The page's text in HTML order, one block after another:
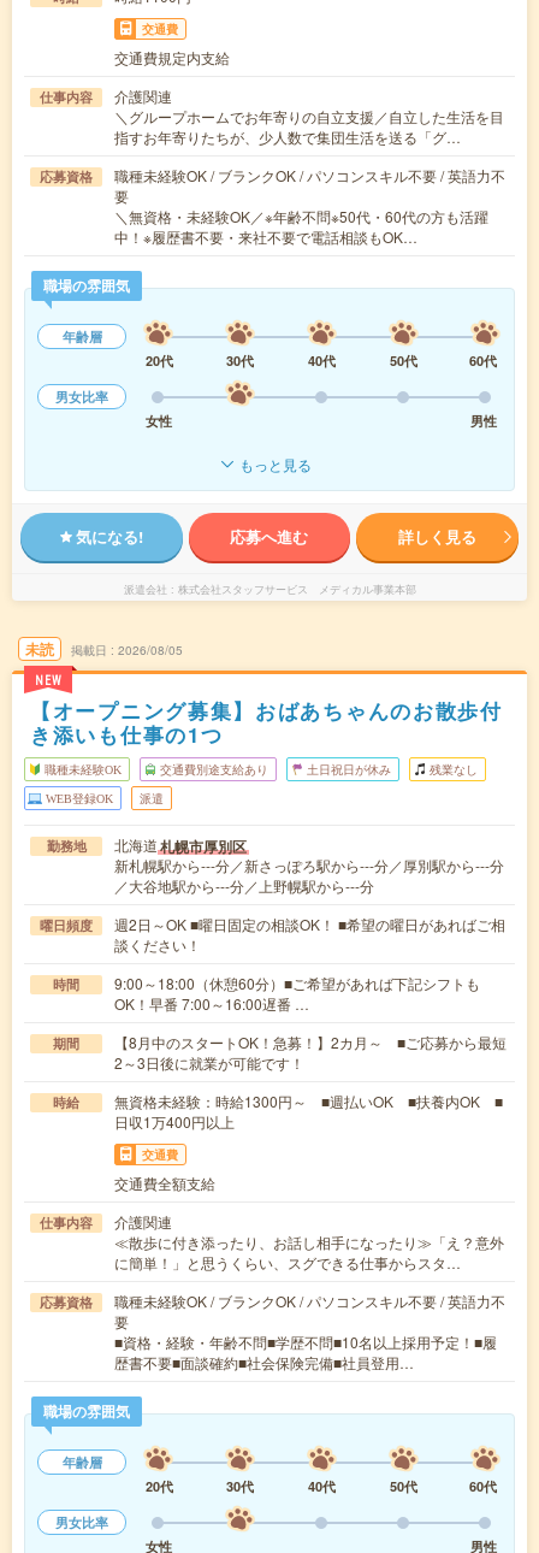
交通費
交通費規定内支給
仕事内容
介護関連
＼グループホームでお年寄りの自立支援／自立した生活を目
指すお年寄りたちが、少人数で集団生活を送る「グ…
応募資格
職種未経験OK / ブランクOK / パソコンスキル不要 / 英語力不
要
＼無資格・未経験OK／※年齢不問※50代・60代の方も活躍
中！※履歴書不要・来社不要で電話相談もOK…
職場の雰囲気
年齢層
20代
30代 40代 50代
60代
男女比率
女性
男性
もっと見る
気になる! 応募へ進む 詳しく見る
派遣会社 株式会社スタッフサービス メディカル事業本部
未読
NEW
掲載日 2026/08/05
【オープニング募集】おばあちゃんのお散歩付
き添いも仕事の1つ
職種未経験OK 交通費別途支給あり 土日祝日が休み 残業なし
WEB登録OK 派遣
勤務地 北海道札幌市厚別区
新札幌駅から---分／新さっぽろ駅から---分／厚別駅から---分
／大谷地駅から---分／上野幌駅から---分
曜日頻度
週2日～OK ■曜日固定の相談OK！ ■希望の曜日があればご相
談ください！
時間
9:00～18:00（休憩60分）■ご希望があれば下記シフトも
OK！早番 7:00～16:00遅番 …
期間
【8月中のスタートOK！急募！】2カ月～ ■ご応募から最短
2～3日後に就業が可能です！
時給
無資格未経験：時給1300円～ ■週払いOK ■扶養内OK ■
日収1万400円以上
交通費
交通費全額支給
仕事内容
介護関連
≪散歩に付き添ったり、お話し相手になったり≫「え？意外
に簡単！」と思うくらい、スグできる仕事からスタ…
応募資格
職種未経験OK / ブランクOK / パソコンスキル不要 / 英語力不
要
■資格・経験・年齢不問■学歴不問■10名以上採用予定！■履
歴書不要■面談確約■社会保険完備■社員登用…
職場の雰囲気
年齢層
20代
30代 40代 50代
60代
男女比率
女性
男性